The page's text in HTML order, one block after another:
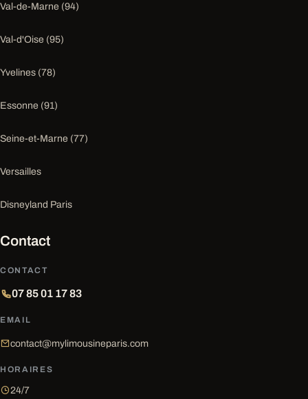
Val-de-Marne (94)
Val-d'Oise (95)
Yvelines (78)
Essonne (91)
Seine-et-Marne (77)
Versailles
Disneyland Paris
Contact
CONTACT
07 85 01 17 83
EMAIL
contact@mylimousineparis.com
HORAIRES
24/7